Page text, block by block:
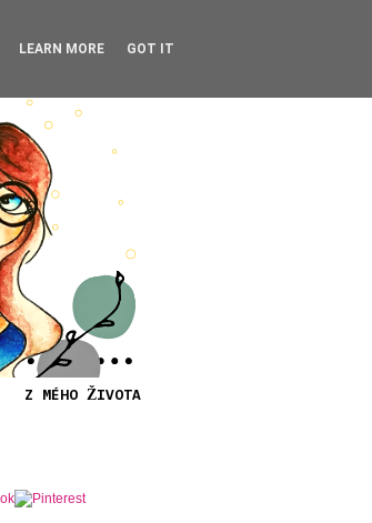
Z MÉHO ŽIVOTA
LEARN MORE GOT IT